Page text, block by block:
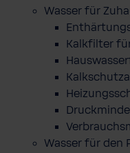
Wasser für
Kalkfilter
Wasser für den